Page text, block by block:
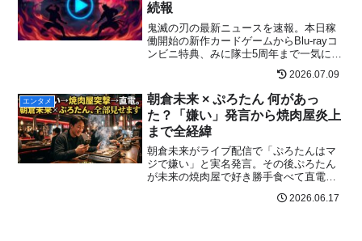
続報
鬼滅の刃の最新ニュースを速報。本日稼
働開始の新作カードゲームからBlu-rayコ
ンビニ特典、みに隊士5周年まで一気に解
2026.07.09
エンタメ
朝倉未来 × ぷろたん 何があっ
た？「嫌い」発言から焼肉屋炎上
まで全経緯
朝倉未来がライブ配信で「ぷろたんはマ
ジで嫌い」と実名発言。その後ぷろたん
が未来の焼肉屋で好き勝手食べて直電。
2026.06.17